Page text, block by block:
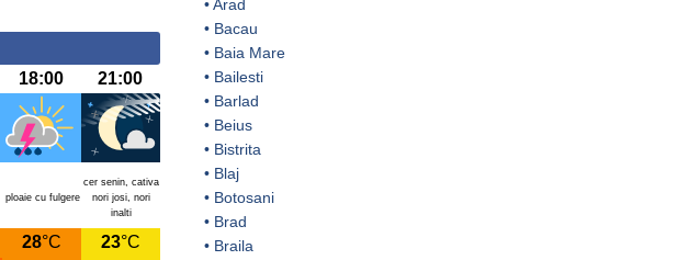
18:00 21:00
ploaie cu fulgere
cer senin, cativa
nori josi, nori
inalti
28°C 23°C
•Arad
• Bacau
• Baia Mare
• Bailesti
• Barlad
• Beius
• Bistrita
• Blaj
• Botosani
• Brad
• Braila